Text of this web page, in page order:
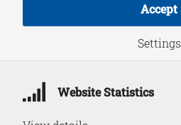
Accept
Settings
Website Statistics